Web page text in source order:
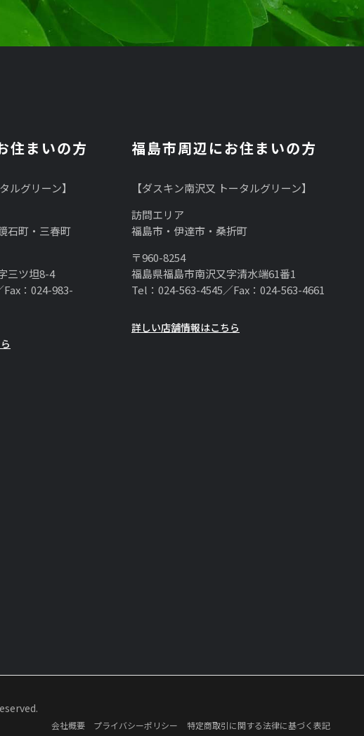
住まいの方
ルグリーン】
石町・三春町
三ツ坦8-4
：024-983-
福島市周辺にお住まいの方
【ダスキン南沢又 トータルグリーン】
訪問エリア
福島市・伊達市・桑折町
〒960-8254
福島県福島市南沢又字清水端61番1
Tel：024-563-4545／Fax：024-563-4661
詳しい店舗情報はこちら
会社概要 プライバシーポリシー 特定商取引に関する法律に基づく表記